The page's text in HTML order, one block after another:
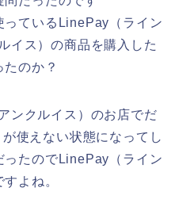
っているLinePay（ライン
イス）の商品を購入した
のか？
ンクルイス）のお店でだ
使えない状態になってし
ったのでLinePay（ライン
よね。